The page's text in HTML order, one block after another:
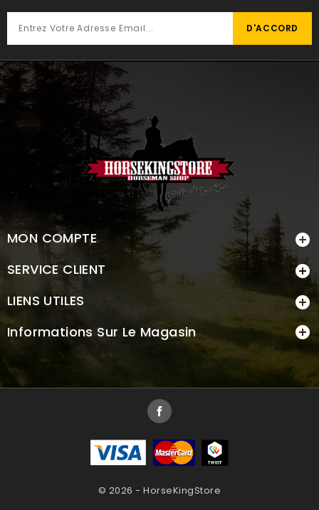
MON COMPTE 
SERVICE CLIENT 
LIENS UTILES 
Informations Sur Le Magasin 
© 2026 - HorseKingStore